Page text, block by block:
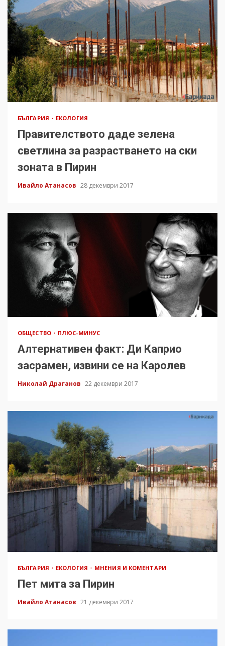
БЪЛГАРИЯ ЕКОЛОГИЯ
Правителството даде зелена
светлина за разрастването на ски
зоната в Пирин
Ивайло Атанасов 28 декември 2017
ОБЩЕСТВО ПЛЮС-МИНУС
Алтернативен факт: Ди Каприо
засрамен, извини се на Каролев
Николай Драганов 22 декември 2017
БЪЛГАРИЯ ЕКОЛОГИЯ МНЕНИЯ И КОМЕНТАРИ
Пет мита за Пирин
Ивайло Атанасов 21 декември 2017